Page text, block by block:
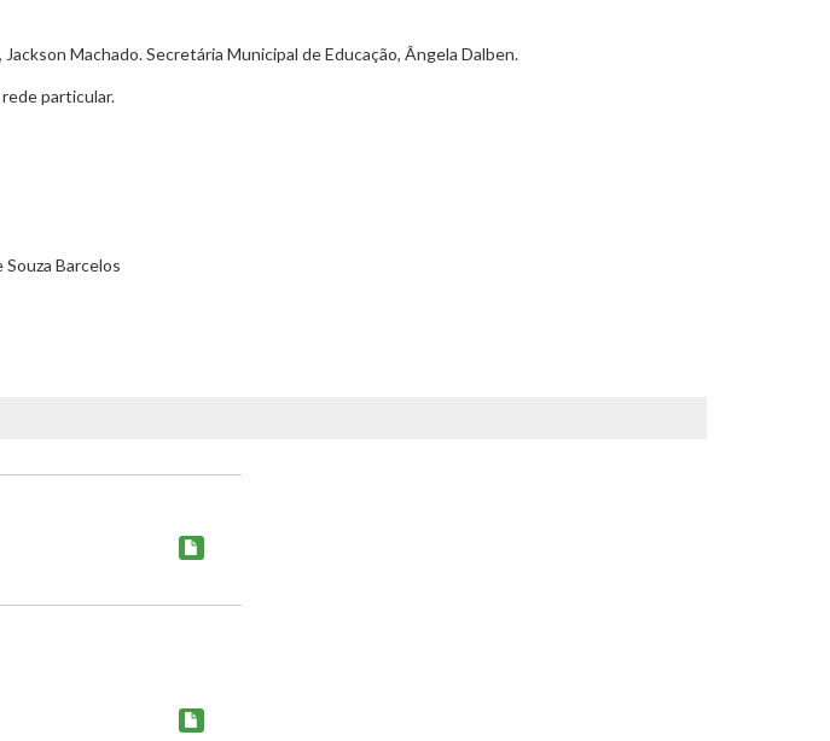
Machado. Secretária Municipal de Educação, Ângela Dalben.
particular.
Barcelos